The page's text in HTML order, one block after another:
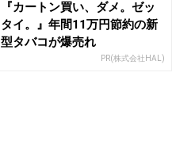
『カートン買い、ダメ。ゼッ
タイ。』年間11万円節約の新
型タバコが爆売れ
PR(株式会社HAL)